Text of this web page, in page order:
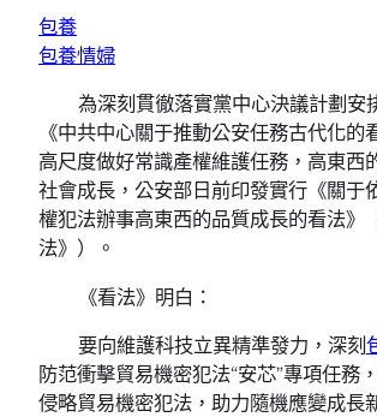
包養
包養情婦
為深刻貫徹落實黨中心決議計劃安
《中共中心關于推動公安任務古代化的
高尺度做好常識產權維護任務，高東西
社會成長，公安部日前印發實行《關于
權犯法辦事高東西的品質成長的看法》
法》）。
《看法》明白：
要向維護科技立異精準發力，深刻
防范衝擊貿易機密犯法“安芯”專項任務
侵略貿易機密犯法，助力隨機應變成長